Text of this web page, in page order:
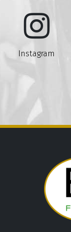
Instagram